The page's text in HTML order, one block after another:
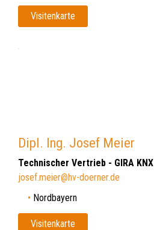
Visitenkarte
Dipl. Ing. Josef Meier
Technischer Vertrieb - GIRA KNX
josef.meier@hv-doerner.de
Nordbayern
Visitenkarte